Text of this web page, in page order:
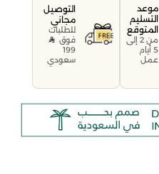
موعد
التسليم
المتوقع
من 2 إلى
5 أيام
عمل
التوصيل
مجاني
للطلبات
فوق
199
سعودي